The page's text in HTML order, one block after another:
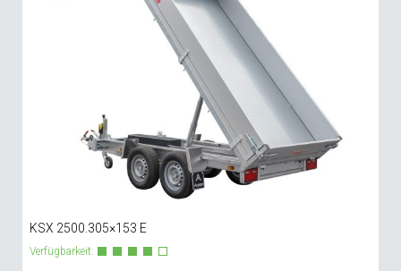
KSX 2500.305×153 E
Verfügbarkeit: